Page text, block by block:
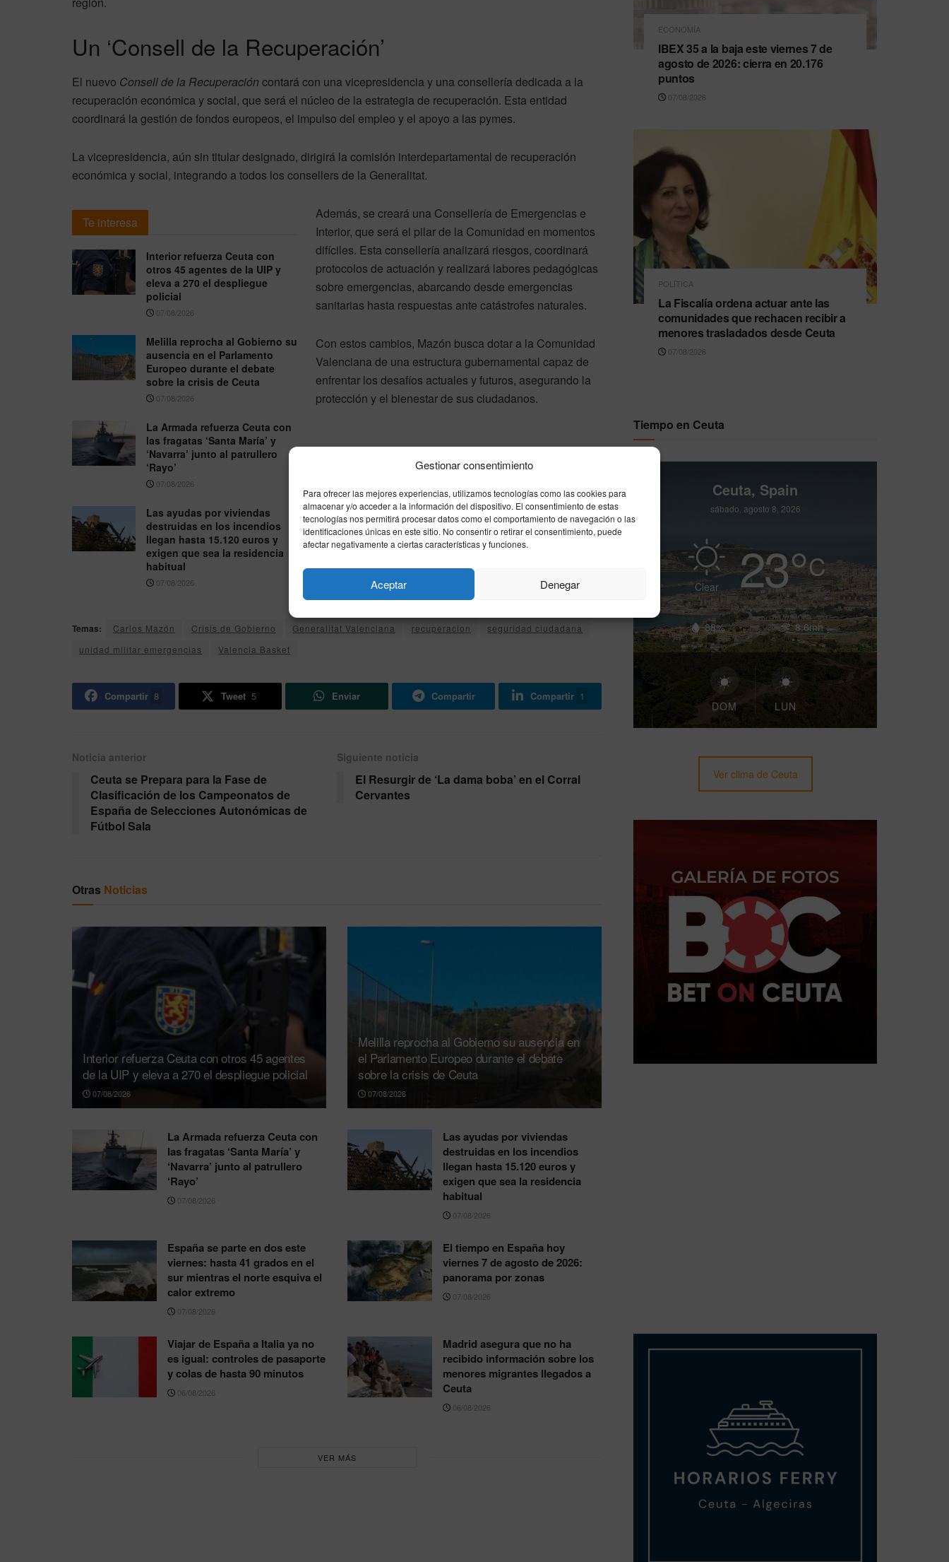
Gestionar consentimiento
Para ofrecer las mejores experiencias, utilizamos tecnologías como las cookies para
almacenar y/o acceder a la información del dispositivo. El consentimiento de estas
tecnologías nos permitirá procesar datos como el comportamiento de navegación o las
identificaciones únicas en este sitio. No consentir o retirar el consentimiento, puede
afectar negativamente a ciertas características y funciones.
Aceptar Denegar
Un ‘Consell de la Recuperación’
El nuevo Consell de la Recuperación contará con una vicepresidencia y una consellería dedicada a la
recuperación económica y social, que será el núcleo de la estrategia de recuperación. Esta entidad
coordinará la gestión de fondos europeos, el impulso del empleo y el apoyo a las pymes.
La vicepresidencia, aún sin titular designado, dirigirá la comisión interdepartamental de recuperación
económica y social, integrando a todos los consellers de la Generalitat.
Te interesa
Interior refuerza Ceuta con
otros 45 agentes de la UIP y
eleva a 270 el despliegue
policial
07/08/2026
Melilla reprocha al Gobierno su
ausencia en el Parlamento
Europeo durante el debate
sobre la crisis de Ceuta
07/08/2026
La Armada refuerza Ceuta con
las fragatas ‘Santa María’ y
‘Navarra’ junto al patrullero
‘Rayo’
07/08/2026
Las ayudas por viviendas
destruidas en los incendios
llegan hasta 15.120 euros y
exigen que sea la residencia
habitual
07/08/2026
Además, se creará una Consellería de Emergencias e
Interior, que será el pilar de la Comunidad en momentos
difíciles. Esta consellería analizará riesgos, coordinará
protocolos de actuación y realizará labores pedagógicas
sobre emergencias, abarcando desde emergencias
sanitarias hasta respuestas ante catástrofes naturales.
Con estos cambios, Mazón busca dotar a la Comunidad
Valenciana de una estructura gubernamental capaz de
enfrentar los desafíos actuales y futuros, asegurando la
protección y el bienestar de sus ciudadanos.
Temas: Carlos Mazón Crisis de Gobierno Generalitat Valenciana recuperacion
seguridad ciudadana
unidad militar emergencias
Valencia Basket
Compartir 8 Tweet 5 Enviar Compartir Compartir 1
Noticia anterior
Ceuta se Prepara para la Fase de
Clasificación de los Campeonatos de
España de Selecciones Autonómicas de
Fútbol Sala
Siguiente noticia
El Resurgir de ‘La dama boba’ en el Corral
Cervantes
Otras Noticias
Interior refuerza Ceuta con otros 45 agentes
de la UIP y eleva a 270 el despliegue policial
07/08/2026
Melilla reprocha al Gobierno su ausencia en
el Parlamento Europeo durante el debate
sobre la crisis de Ceuta
07/08/2026
La Armada refuerza Ceuta con
las fragatas ‘Santa María’ y
‘Navarra’ junto al patrullero
‘Rayo’
07/08/2026
Las ayudas por viviendas
destruidas en los incendios
llegan hasta 15.120 euros y
exigen que sea la residencia
habitual
07/08/2026
España se parte en dos este
viernes: hasta 41 grados en el
sur mientras el norte esquiva el
calor extremo
07/08/2026
El tiempo en España hoy
viernes 7 de agosto de 2026:
panorama por zonas
07/08/2026
Viajar de España a Italia ya no
es igual: controles de pasaporte
y colas de hasta 90 minutos
06/08/2026
Madrid asegura que no ha
recibido información sobre los
menores migrantes llegados a
Ceuta
06/08/2026
VER MÁS
ECONOMÍA
IBEX 35 a la baja este viernes 7 de
agosto de 2026: cierra en 20.176
puntos
07/08/2026
POLÍTICA
La Fiscalía ordena actuar ante las
comunidades que rechacen recibir a
menores trasladados desde Ceuta
07/08/2026
Tiempo en Ceuta
Ceuta, Spain
sábado, agosto 8, 2026
Clear 23°C
88% 8.6mh
DOM LUN
Ver clima de Ceuta